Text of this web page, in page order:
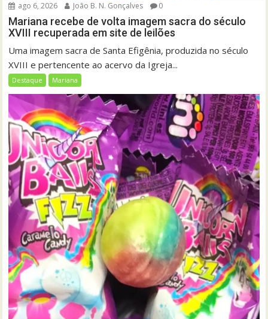
ago 6, 2026 João B. N. Gonçalves 0
Mariana recebe de volta imagem sacra do século
XVIII recuperada em site de leilões
Uma imagem sacra de Santa Efigênia, produzida no século
XVIII e pertencente ao acervo da Igreja...
Destaque Mariana